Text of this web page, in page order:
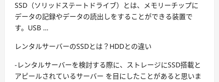
SSD（ソリッドステートドライブ）とは、メモリーチップに
データの記録やデータの読出しをすることができる装置で
す。USB …
レンタルサーバーのSSDとは？HDDとの違い
-レンタルサーバーを検討する際に、ストレージにSSD搭載と
アピールされているサーバー を目にしたことがあると思いま